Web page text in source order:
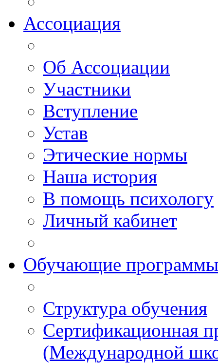
Ассоциация
Об Ассоциации
Участники
Вступление
Устав
Этические нормы
Наша история
В помощь психологу
Личный кабинет
Обучающие программы
Структура обучения
Сертификационная
(Международной